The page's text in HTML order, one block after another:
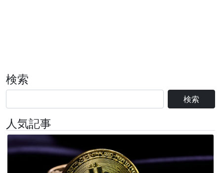
検索
検索
人気記事